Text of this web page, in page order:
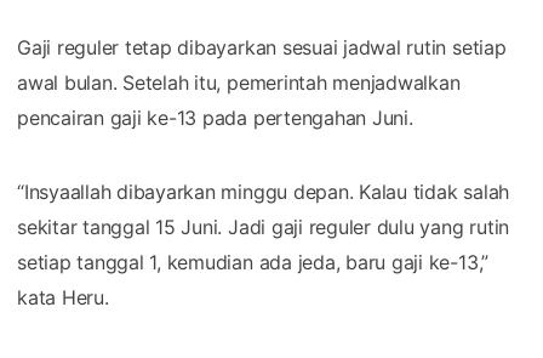
Gaji reguler tetap dibayarkan sesuai jadwal rutin setiap
awal bulan. Setelah itu, pemerintah menjadwalkan
pencairan gaji ke-13 pada pertengahan Juni.
“Insyaallah dibayarkan minggu depan. Kalau tidak salah
sekitar tanggal 15 Juni. Jadi gaji reguler dulu yang rutin
setiap tanggal 1, kemudian ada jeda, baru gaji ke-13,”
kata Heru.